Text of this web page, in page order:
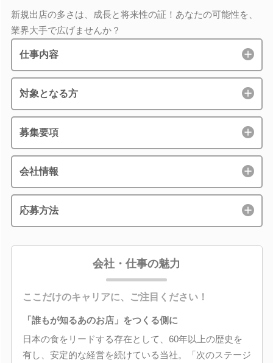
新規出店の多さは、成長と将来性の証！あなたの可能性を、
業界大手で広げませんか？
仕事内容
対象となる方
募集要項
会社情報
応募方法
会社・仕事の魅力
ここだけのキャリアに、ご注目ください！
「誰もが知るあのお店」をつくる側に
日本の食をリードする存在として、60年以上の歴史を
有し、安定的な経営を続けている当社。「次のステージ